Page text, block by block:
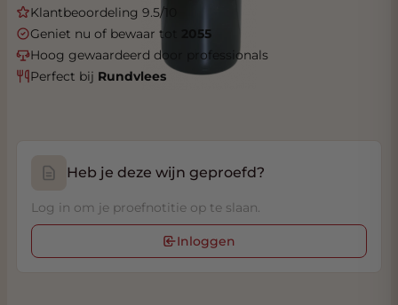
Klantbeoordeling 9.5/10
Geniet nu of bewaar tot
2055
Hoog gewaardeerd door professionals
Perfect bij Rundvlees
Heb je deze wijn geproefd?
Log in om je proefnotitie op te slaan.
Inloggen